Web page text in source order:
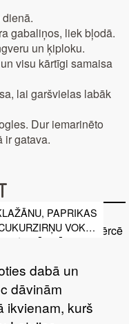
gabaliņos, liek bļodā.
un ķiploku.
visu kārtīgi samaisa
lai garšvielas labāk
Dur iemarinēto
ir gatava.
PAPRIKAS
VOKS
MĒRCĒ
dabā un
dāvinām
ikvienam, kurš